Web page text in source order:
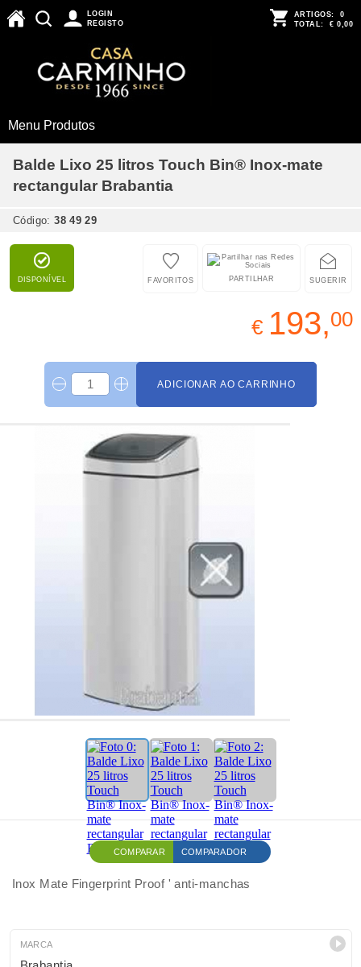
LOGIN
REGISTO
ARTIGOS: 0
TOTAL: € 0,00
Menu Produtos
Balde Lixo 25 litros Touch Bin® Inox-mate
rectangular Brabantia
Código:38 49 29
DISPONÍVEL SUGERIR
PARTILHAR
FAVORITOS
€ 193,00
ADICIONAR AO CARRINHO
COMPARAR COMPARADOR
Inox Mate Fingerprint Proof ' anti-manchas
MARCA